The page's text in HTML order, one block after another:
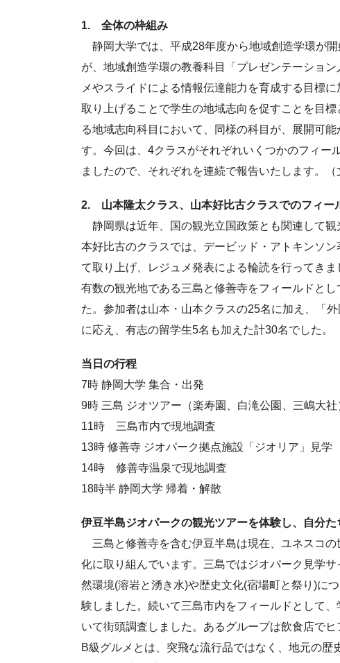
1. 全体の枠組み
静岡大学では、平成28年度から地域創造学環が
が、地域創造学環の教養科目「プレゼンテーショ
メやスライドによる情報伝達能力を育成する目標
取り上げることで学生の地域志向を促すことを目
る地域志向科目において、同様の科目が、展開可
す。今回は、4クラスがそれぞれいくつかのフィー
ましたので、それぞれを連続で報告いたします。（
2. 山本隆太クラス、山本好比古クラスでのフィー
静岡県は近年、国の観光立国政策とも関連して
本好比古のクラスでは、デービッド・アトキンソ
て取り上げ、レジュメ発表による輪読を行ってき
有数の観光地である三島と修善寺をフィールドと
た。参加者は山本・山本クラスの25名に加え、「
に応え、有志の留学生5名も加えた計30名でした。
当日の行程
7時 静岡大学 集合・出発
9時 三島 ジオツアー（楽寿園、白滝公園、三嶋大社
11時 三島市内で現地調査
13時 修善寺 ジオパーク拠点施設「ジオリア」見学
14時 修善寺温泉で現地調査
18時半 静岡大学 帰着・解散
伊豆半島ジオパークの観光ツアーを体験し、自分
三島と修善寺を含む伊豆半島は現在、ユネスコ
化に取り組んでいます。三島ではジオパーク見学
然環境(溶岩と湧き水)や歴史文化(宿場町と祭り)に
験しました。続いて三島市内をフィールドとして
いて街頭調査しました。あるグループは飲食店で
B級グルメとは、突飛な流行品ではなく、地元の